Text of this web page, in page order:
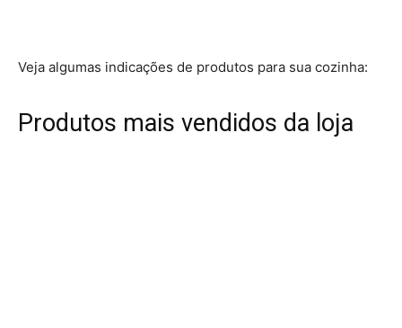
Veja algumas indicações de produtos para sua cozinha:
Produtos mais vendidos da loja